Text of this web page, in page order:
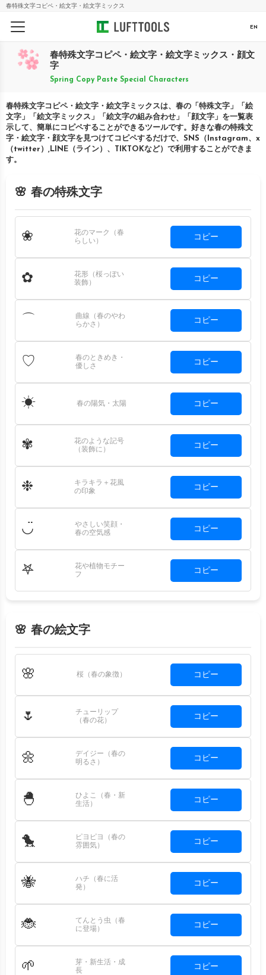
春特殊文字コピペ・絵文字・絵文字ミックス
EN
春特殊文字コピペ・絵文字・絵文字ミックス・顔文
字
Spring Copy Paste Special Characters
春特殊文字コピペ・絵文字・絵文字ミックスは、春の「特殊文字」「絵
文字」「絵文字ミックス」「絵文字の組み合わせ」「顔文字」を一覧表
示して、簡単にコピペすることができるツールです。好きな春の特殊文
字・絵文字・顔文字を見つけてコピペするだけで、SNS（Instagram、x
（twitter）,LINE（ライン）、TIKTOKなど）で利用することができま
す。
🌸 春の特殊文字
❀
花のマーク（春
らしい）
コピー
✿
花形（桜っぽい
装飾）
コピー
曲線（春のやわ
らかさ）
コピー
♡
春のときめき・
優しさ
コピー
☀ 春の陽気・太陽 コピー
✾
花のような記号
（装飾に）
コピー
❉
キラキラ＋花風
の印象
コピー
◡̈
やさしい笑顔・
春の空気感
コピー
𖤐
花や植物モチー
フ
コピー
🌸 春の絵文字
🌸 桜（春の象徴） コピー
🌷
チューリップ
（春の花）
コピー
🌼
デイジー（春の
明るさ）
コピー
🐣
ひよこ（春・新
生活）
コピー
🐤
ピヨピヨ（春の
雰囲気）
コピー
🐝
ハチ（春に活
発）
コピー
🐞
てんとう虫（春
に登場）
コピー
🌱
芽・新生活・成
長
コピー